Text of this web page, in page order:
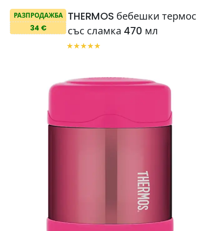
РАЗПРОДАЖБА
34 €
THERMOS бебешки термос
със сламка 470 мл